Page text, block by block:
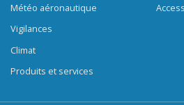
Météo aéronautique
Vigilances
Climat
Produits et services